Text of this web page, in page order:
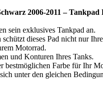
2006-2011 –
sein exklusives Tankpad an.
schützt dieses Pad nicht nur
Motorrad.
und Konturen Ihres Tanks.
bestmöglichen Farbe für Ihr
unter den gleichen